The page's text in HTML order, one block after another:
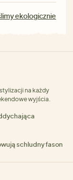
ekologicznie
na każdy
wyjścia.
schludny fason